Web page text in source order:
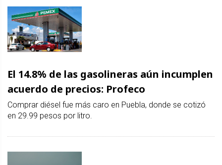
El 14.8% de las gasolineras aún incumplen
acuerdo de precios: Profeco
Comprar diésel fue más caro en Puebla, donde se cotizó
en 29.99 pesos por litro.